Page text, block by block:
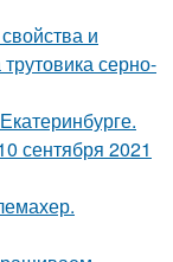
и
серно-
сентября 2021